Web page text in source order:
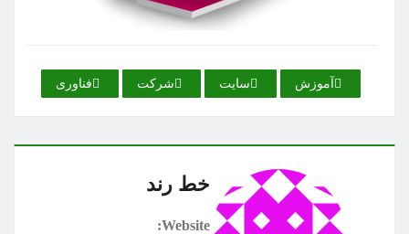
آموزش سایت شركت فناوری
خط رند
Website: